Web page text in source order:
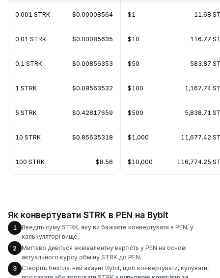
0.001 STRK $0.00008564
0.01 STRK $0.00085635
0.1 STRK $0.00856353
1 STRK $0.08563532
5 STRK $0.42817659
10 STRK $0.85635318
100 STRK $8.56
$1 11.68
$10 116.77
$50 583.87
$100 1,167.74
$500 5,838.71
$1,000 11,677.42
$10,000 116,774.25
Як конвертувати STRK в PEN на Bybit
1
Введіть суму STRK, яку ви бажаєте конвертувати в PEN, у
калькуляторі вище.
2
Миттєво дивіться еквівалентну вартість у PEN на основі
актуального курсу обміну STRK до PEN.
3
Створіть безплатний акаунт Bybit, щоб конвертувати, купувати,